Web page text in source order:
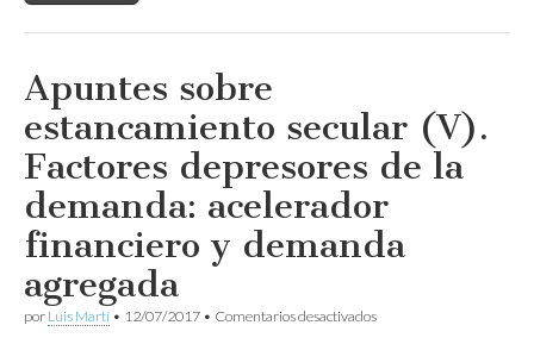
Apuntes sobre
estancamiento secular (V).
Factores depresores de la
demanda: acelerador
financiero y demanda
agregada
por Luis Martí • 12/07/2017 • Comentarios desactivadosen